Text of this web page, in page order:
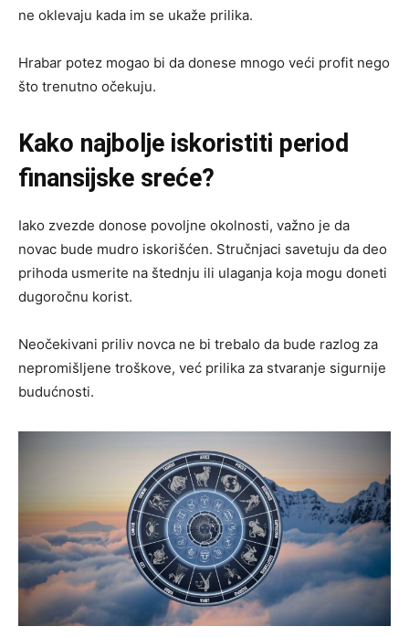
ne oklevaju kada im se ukaže prilika.
Hrabar potez mogao bi da donese mnogo veći profit nego
što trenutno očekuju.
Kako najbolje iskoristiti period
finansijske sreće?
Iako zvezde donose povoljne okolnosti, važno je da
novac bude mudro iskorišćen. Stručnjaci savetuju da deo
prihoda usmerite na štednju ili ulaganja koja mogu doneti
dugoročnu korist.
Neočekivani priliv novca ne bi trebalo da bude razlog za
nepromišljene troškove, već prilika za stvaranje sigurnije
budućnosti.